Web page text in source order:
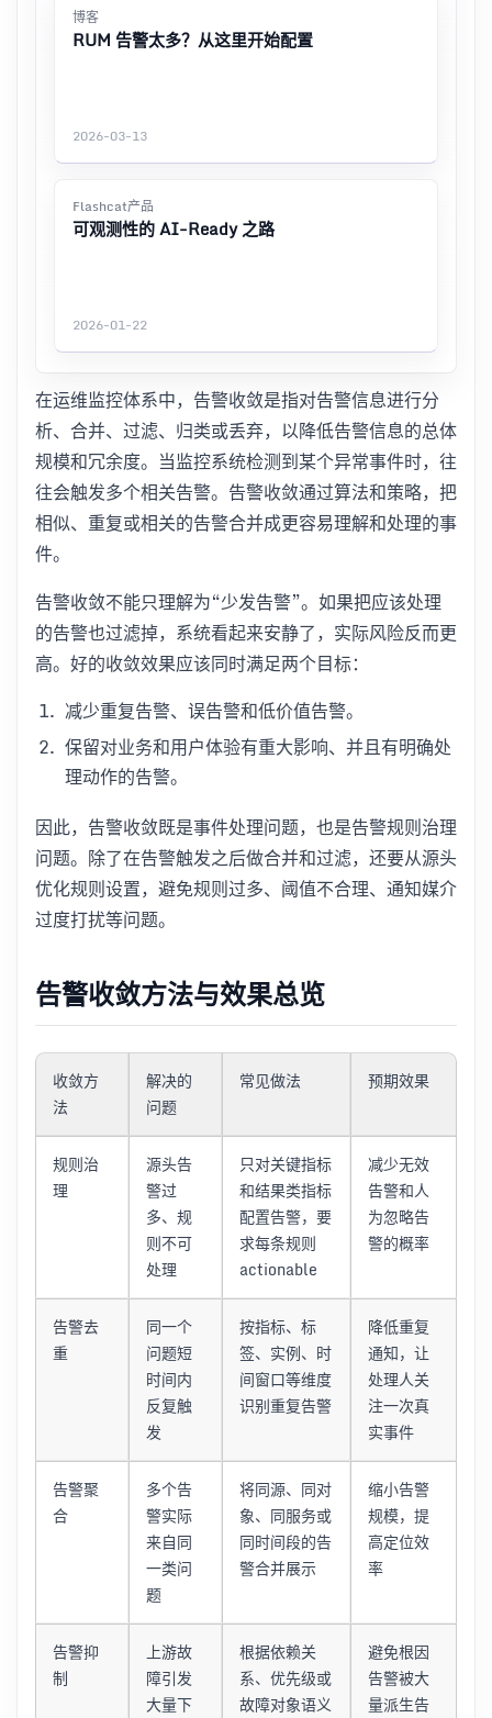
博客
RUM 告警太多？从这里开始配置
2026-03-13
Flashcat产品
可观测性的 AI-Ready 之路
2026-01-22
在运维监控体系中，告警收敛是指对告警信息进行分
析、合并、过滤、归类或丢弃，以降低告警信息的总体
规模和冗余度。当监控系统检测到某个异常事件时，往
往会触发多个相关告警。告警收敛通过算法和策略，把
相似、重复或相关的告警合并成更容易理解和处理的事
件。
告警收敛不能只理解为“少发告警”。如果把应该处理
的告警也过滤掉，系统看起来安静了，实际风险反而更
高。好的收敛效果应该同时满足两个目标：
减少重复告警、误告警和低价值告警。
保留对业务和用户体验有重大影响、并且有明确处
理动作的告警。
因此，告警收敛既是事件处理问题，也是告警规则治理
问题。除了在告警触发之后做合并和过滤，还要从源头
优化规则设置，避免规则过多、阈值不合理、通知媒介
过度打扰等问题。
告警收敛方法与效果总览
收敛方
法
解决的
问题
常见做法 预期效果
规则治
理
源头告
警过
多、规
则不可
处理
只对关键指标
和结果类指标
配置告警，要
求每条规则
actionable
减少无效
告警和人
为忽略告
警的概率
告警去
重
同一个
问题短
时间内
反复触
发
按指标、标
签、实例、时
间窗口等维度
识别重复告警
降低重复
通知，让
处理人关
注一次真
实事件
告警聚
合
多个告
警实际
来自同
一类问
题
将同源、同对
象、同服务或
同时间段的告
警合并展示
缩小告警
规模，提
高定位效
率
告警抑
制
上游故
障引发
大量下
根据依赖关
系、优先级或
故障对象语义
避免根因
告警被大
量派生告